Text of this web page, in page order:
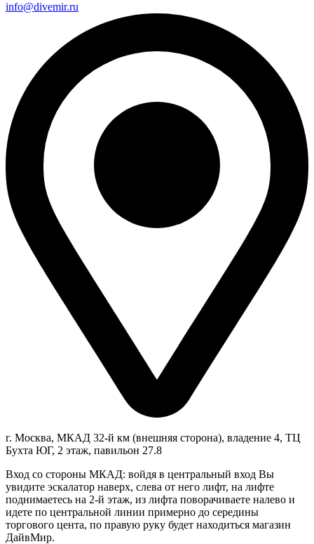
info@divemir.ru
г. Москва, МКАД 32-й км (внешняя сторона), владение 4, ТЦ
Бухта ЮГ, 2 этаж, павильон 27.8
Вход со стороны МКАД: войдя в центральный вход Вы
увидите эскалатор наверх, слева от него лифт, на лифте
поднимаетесь на 2-й этаж, из лифта поворачиваете налево и
идете по центральной линии примерно до середины
торгового цента, по правую руку будет находиться магазин
ДайвМир.